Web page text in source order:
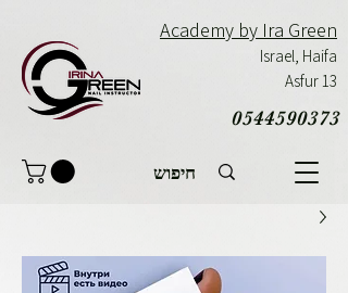
0544590373
Academy by Ira Green
Israel, Haifa
Asfur 13